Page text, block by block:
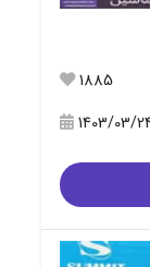
1885
1403/03/